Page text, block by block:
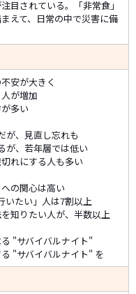
目されている。「非常食」
えて、日常の中で災害に備
安が大きく
が増加
多い
が、見直し忘れも
が、若年層では低い
れにする人も多い
の関心は高い
いたい」人は7割以上
知りたい人が、半数以上
"サバイバルナイト"
"サバイバルナイト" を